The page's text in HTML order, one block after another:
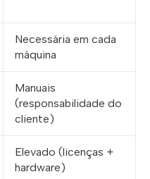
Necessária em cada
máquina
Manuais
(responsabilidade do
cliente)
Elevado (licenças +
hardware)